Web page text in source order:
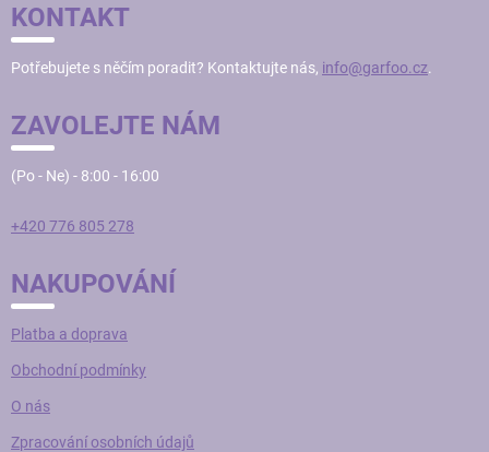
A
T
KONTAKT
Potřebujete s něčím poradit? Kontaktujte nás, info@garfoo.cz.
ZAVOLEJTE NÁM
(Po - Ne) - 8:00 - 16:00
+420 776 805 278
NAKUPOVÁNÍ
Platba a doprava
Obchodní podmínky
O nás
Zpracování osobních údajů